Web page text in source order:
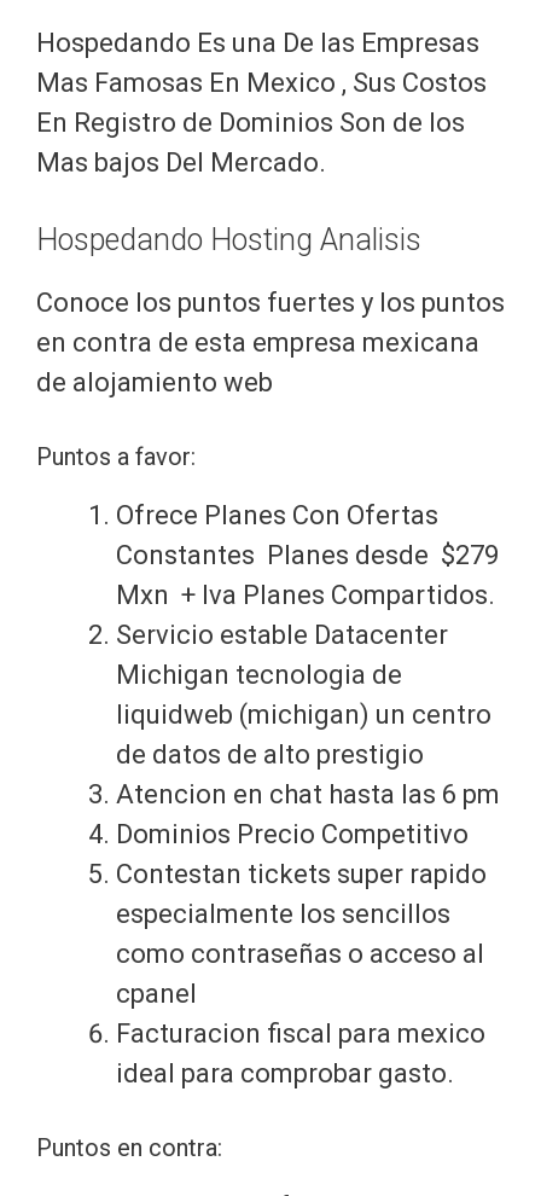
Hospedando Es una De las Empresas
Mas Famosas En Mexico , Sus Costos
En Registro de Dominios Son de los
Mas bajos Del Mercado.
Hospedando Hosting Analisis
Conoce los puntos fuertes y los puntos
en contra de esta empresa mexicana
de alojamiento web
Puntos a favor:
Ofrece Planes Con Ofertas
Constantes Planes desde $279
Mxn + Iva Planes Compartidos.
Servicio estable Datacenter
Michigan tecnologia de
liquidweb (michigan) un centro
de datos de alto prestigio
Atencion en chat hasta las 6 pm
Dominios Precio Competitivo
Contestan tickets super rapido
especialmente los sencillos
como contraseñas o acceso al
cpanel
Facturacion fiscal para mexico
ideal para comprobar gasto.
Puntos en contra: